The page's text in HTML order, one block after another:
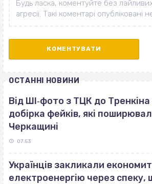
ОСТАННІ НОВИНИ
Від ШІ‐фото з ТЦК до
добірка фейків, які
Черкащині
07:53
Українців закликали
електроенергію через спеку,